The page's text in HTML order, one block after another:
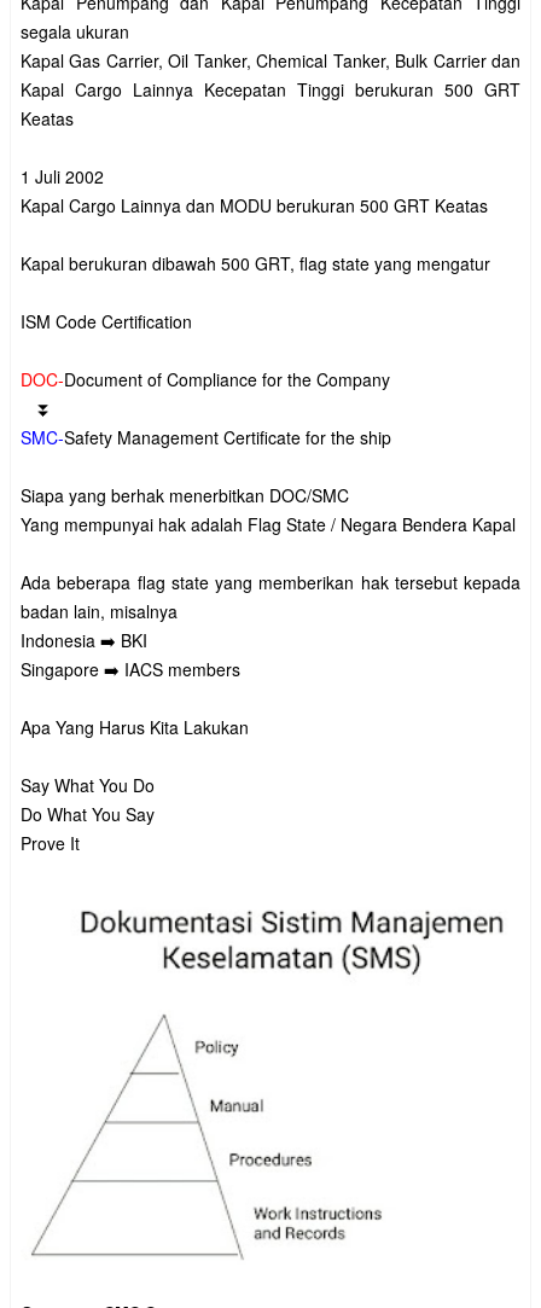
segala ukuran
Kapal Gas Carrier, Oil Tanker, Chemical Tanker, Bulk Carrier dan
Kapal Cargo Lainnya Kecepatan Tinggi berukuran 500 GRT
Keatas
1 Juli 2002
Kapal Cargo Lainnya dan MODU berukuran 500 GRT Keatas
Kapal berukuran dibawah 500 GRT, flag state yang mengatur
ISM Code Certification
DOC-Document of Compliance for the Company
SMC-Safety Management Certificate for the ship
Siapa yang berhak menerbitkan DOC/SMC
Yang mempunyai hak adalah Flag State / Negara Bendera Kapal
Ada beberapa flag state yang memberikan hak tersebut kepada
badan lain, misalnya
Indonesia ➡️ BKI
Singapore ➡️ IACS members
Apa Yang Harus Kita Lakukan
Say What You Do
Do What You Say